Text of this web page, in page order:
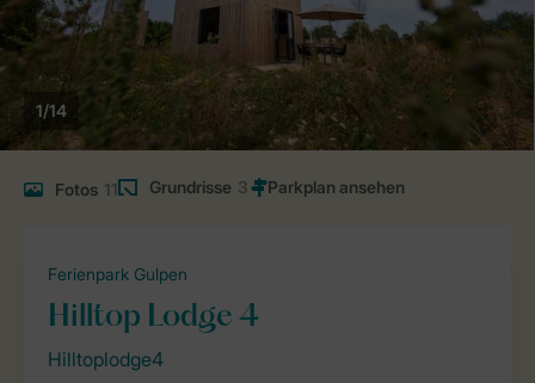
1/14
Fotos 11 Grundrisse 3
Ferienpark Gulpen
Hilltop Lodge 4
Hilltoplodge4